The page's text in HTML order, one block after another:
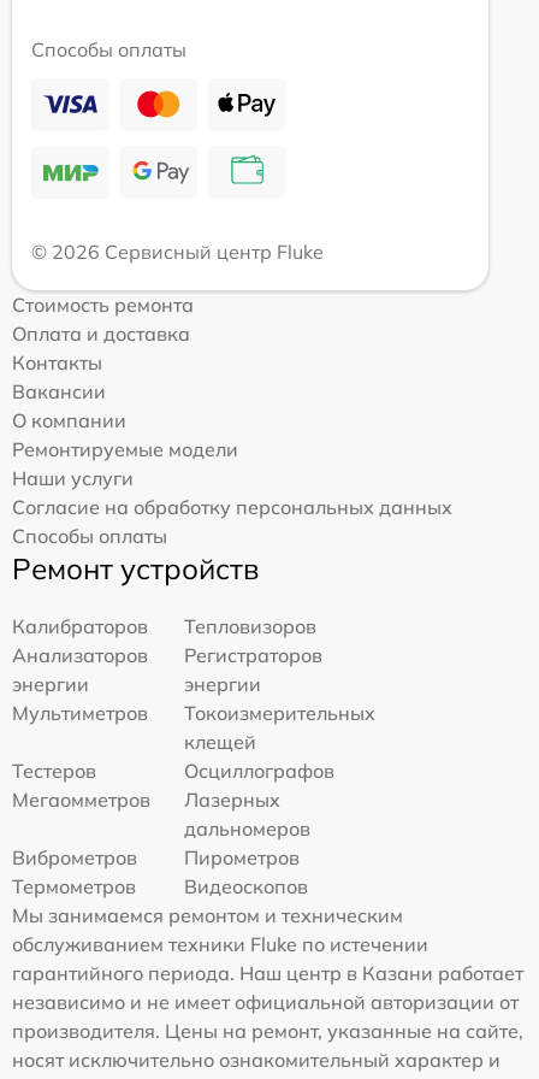
Способы оплаты
© 2026 Сервисный центр Fluke
Стоимость ремонта
Оплата и доставка
Контакты
Вакансии
О компании
Ремонтируемые модели
Наши услуги
Согласие на обработку персональных данных
Способы оплаты
Ремонт устройств
Калибраторов
Тепловизоров
Анализаторов
энергии
Регистраторов
энергии
Мультиметров
Токоизмерительных
клещей
Тестеров
Осциллографов
Мегаомметров
Лазерных
дальномеров
Виброметров
Пирометров
Термометров
Видеоскопов
Мы занимаемся ремонтом и техническим
обслуживанием техники Fluke по истечении
гарантийного периода. Наш центр в Казани работает
независимо и не имеет официальной авторизации от
производителя. Цены на ремонт, указанные на сайте,
носят исключительно ознакомительный характер и